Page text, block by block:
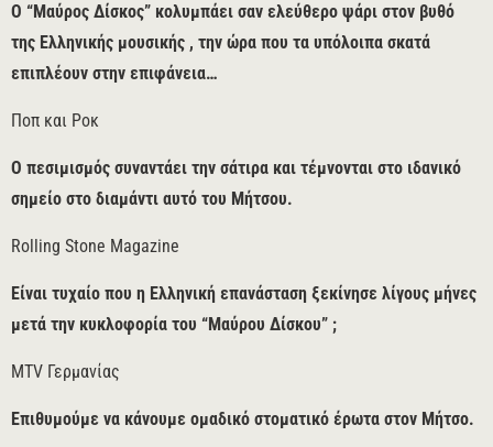
Ο “Μαύρος Δίσκος” κολυμπάει σαν ελεύθερο ψάρι στον βυθό
της Ελληνικής μουσικής , την ώρα που τα υπόλοιπα σκατά
επιπλέουν στην επιφάνεια…
Ποπ και Ροκ
Ο πεσιμισμός συναντάει την σάτιρα και τέμνονται στο ιδανικό
σημείο στο διαμάντι αυτό του Μήτσου.
Rolling Stone Magazine
Είναι τυχαίο που η Ελληνική επανάσταση ξεκίνησε λίγους μήνες
μετά την κυκλοφορία του “Μαύρου Δίσκου” ;
MTV Γερμανίας
Επιθυμούμε να κάνουμε ομαδικό στοματικό έρωτα στον Μήτσο.